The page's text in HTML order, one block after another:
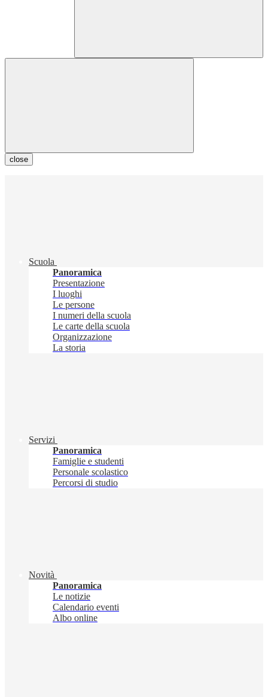
close
Scuola
Panoramica
Presentazione
I luoghi
Le persone
I numeri della scuola
Le carte della scuola
Organizzazione
La storia
Servizi
Panoramica
Famiglie e studenti
Personale scolastico
Percorsi di studio
Novità
Panoramica
Le notizie
Calendario eventi
Albo online